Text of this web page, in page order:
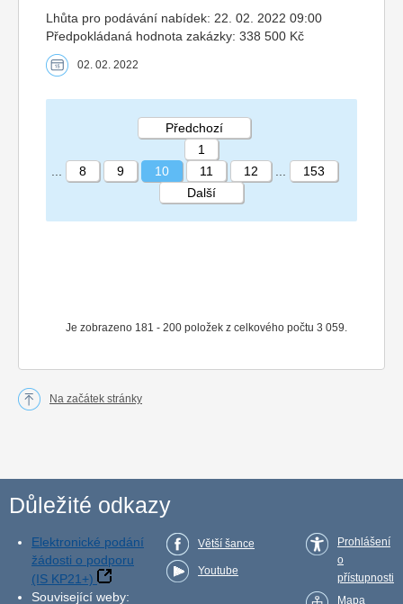
Lhůta pro podávání nabídek: 22. 02. 2022 09:00
Předpokládaná hodnota zakázky: 338 500 Kč
02. 02. 2022
STRÁNKA 10 153
Je zobrazeno 181 - 200 položek z celkového počtu 3 059.
Předchozí
1
8 9 10 11 12
153
Další
Na začátek stránky
Důležité odkazy
Elektronické podání
žádosti o podporu
(IS KP21+)
Související weby:
Větší šance
Youtube
Prohlášení
o
přístupnosti
Mapa